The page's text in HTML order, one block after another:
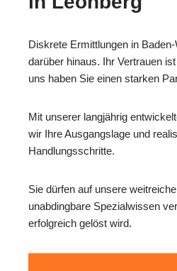
Diskrete Ermittlungen in
darüber hinaus. Ihr Vertrauen
uns haben Sie einen starken
Mit unserer langjährig
wir Ihre Ausgangslage und
Handlungsschritte.
Sie dürfen auf unsere
unabdingbare Spezialwissen
erfolgreich gelöst wird.